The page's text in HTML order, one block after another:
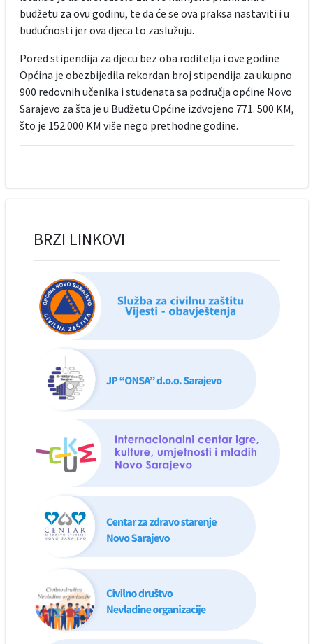
budžetu za ovu godinu, te da će se ova praksa nastaviti i u
budućnosti jer ova djeca to zaslužuju.
Pored stipendija za djecu bez oba roditelja i ove godine
Općina je obezbijedila rekordan broj stipendija za ukupno
900 redovnih učenika i studenata sa područja općine Novo
Sarajevo za šta je u Budžetu Općine izdvojeno 771. 500 KM,
što je 152.000 KM više nego prethodne godine.
BRZI LINKOVI